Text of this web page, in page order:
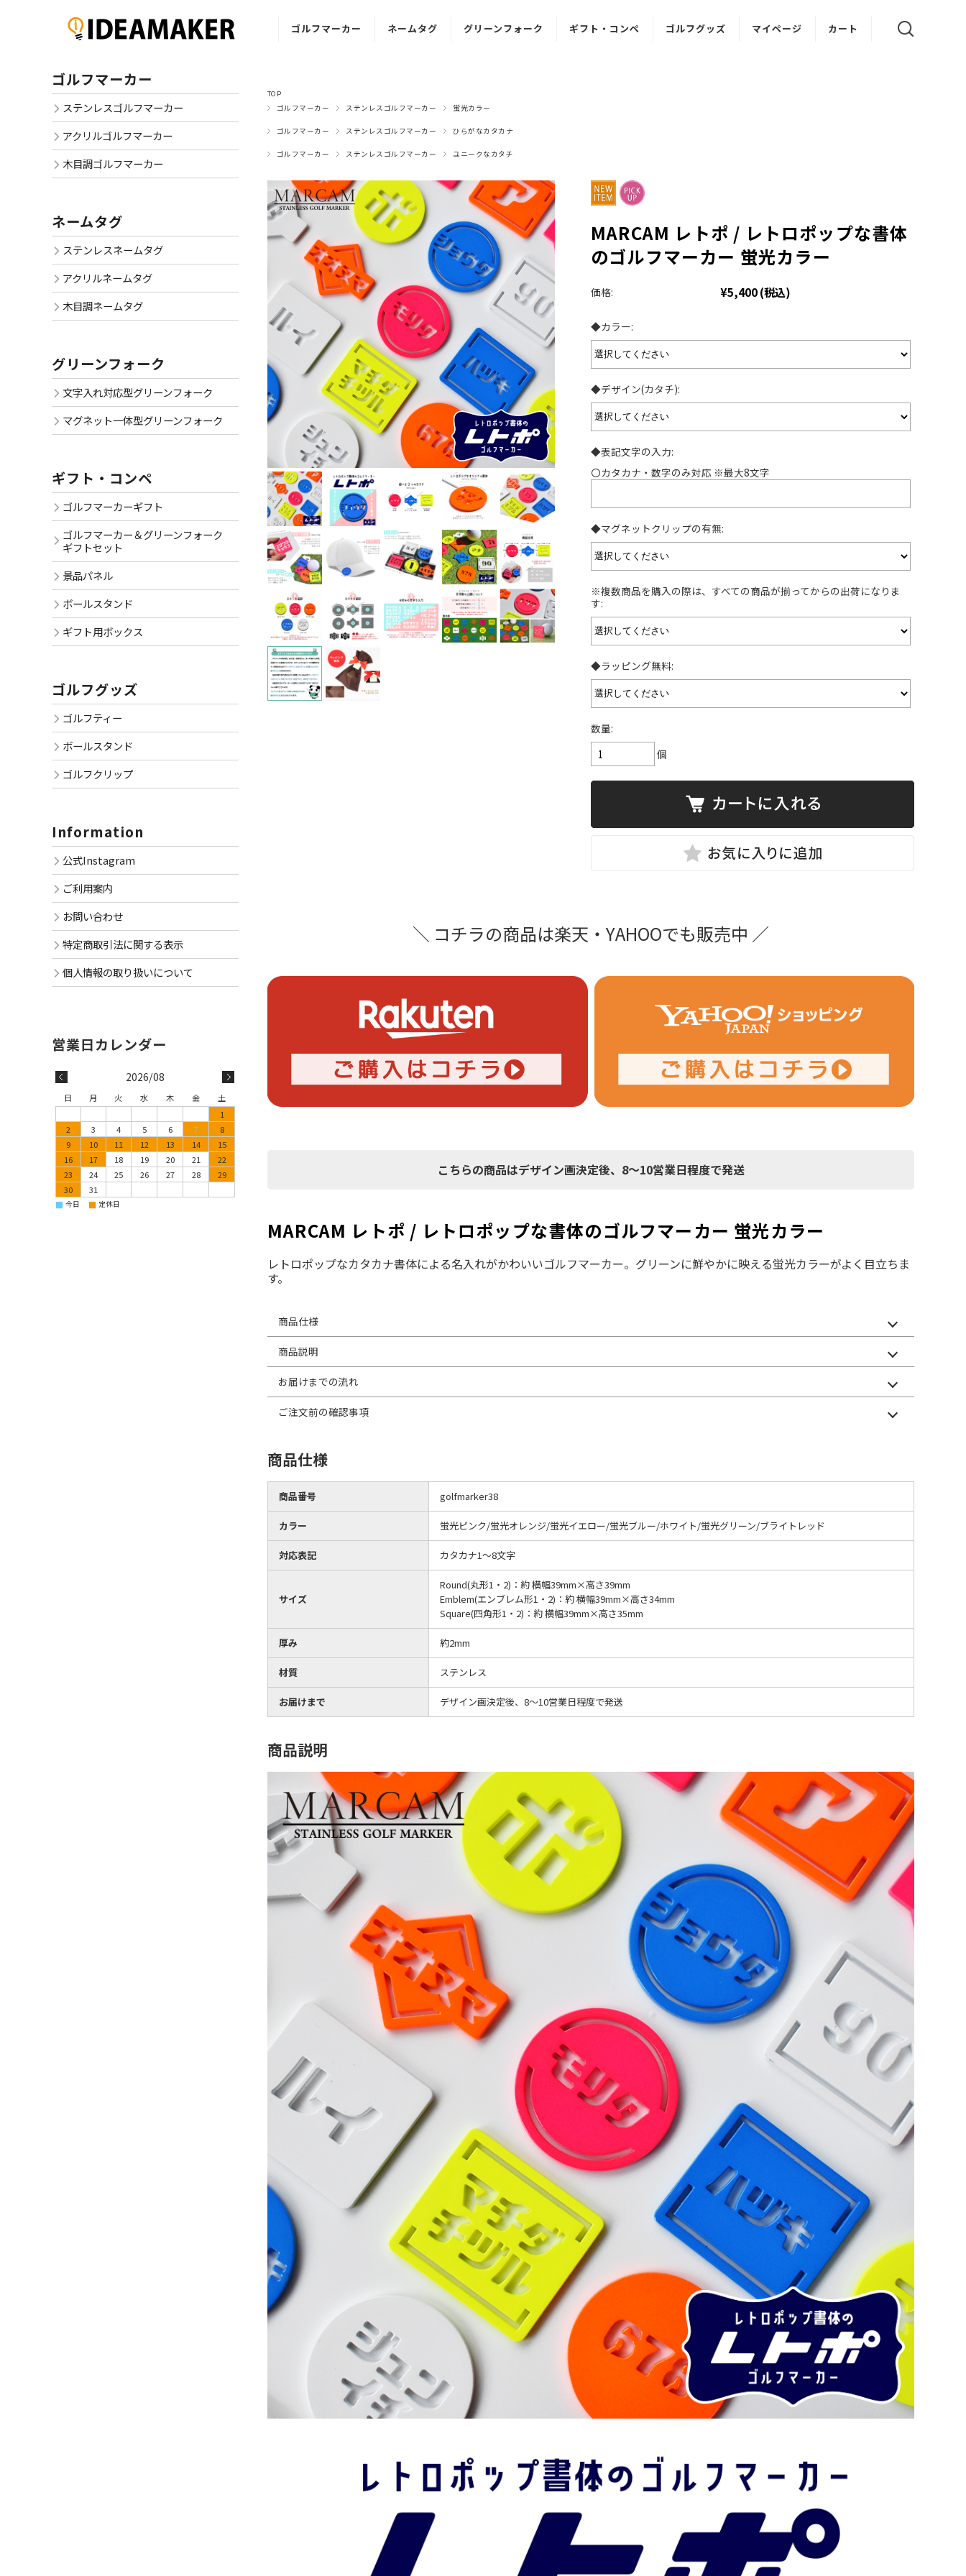
ゴルフマーカー
アクリル
ゴルフマーカー
ゴルフマーカー
ネームタグ
アクリル
ネームタグ
ネームタグ
グリーンフォーク
マグネット一体型
グリーンフォーク
ギフト・コンペ
ボールスタンド
ギフト用
ボックス
ゴルフグッズ マイページ カート
TOP
ゴルフマーカー
ステンレスゴルフマーカー 蛍光カラー
ゴルフマーカー ステンレスゴルフマーカー ひらがなカタカナ
ゴルフマーカー ステンレスゴルフマーカー ユニークなカタチ
MARCAM レトポ / レトロポップな書体
のゴルフマーカー 蛍光カラー
価格: ¥5,400(税込)
◆カラー:
◆デザイン(カタチ):
◆表記文字の入力:
〇カタカナ・数字のみ対応 ※最大8文字
◆マグネットクリップの有無:
※複数商品を購入の際は、すべての商品が揃ってからの出荷になりま
す:
◆ラッピング無料:
数量:
個
＼ コチラの商品は楽天・YAHOOでも販売中 ／
こちらの商品はデザイン画決定後、8～10営業日程度で発送
MARCAM レトポ / レトロポップな書体のゴルフマーカー 蛍光カラー
レトロポップなカタカナ書体による名入れがかわいいゴルフマーカー。グリーンに鮮やかに映える蛍光カラーがよく目立ちま
す。
商品仕様
商品説明
お届けまでの流れ
ご注文前の確認事項
商品仕様
商品番号 golfmarker38
カラー 蛍光ピンク/蛍光オレンジ/蛍光イエロー/蛍光ブルー/ホワイト/蛍光グリーン/ブライトレッド
対応表記 カタカナ1～8文字
サイズ
Round(丸形1・2)：約 横幅39mm×高さ39mm
Emblem(エンブレム形1・2)：約 横幅39mm×高さ34mm
Square(四角形1・2)：約 横幅39mm×高さ35mm
厚み 約2mm
材質 ステンレス
お届けまで デザイン画決定後、8～10営業日程度で発送
商品説明
ゴルフマーカー
ステンレスゴルフマーカー
アクリルゴルフマーカー
木目調ゴルフマーカー
ネームタグ
ステンレスネームタグ
アクリルネームタグ
木目調ネームタグ
グリーンフォーク
文字入れ対応型グリーンフォーク
マグネット一体型グリーンフォーク
ギフト・コンペ
ゴルフマーカーギフト
ゴルフマーカー＆グリーンフォーク
ギフトセット
景品パネル
ボールスタンド
ギフト用ボックス
ゴルフグッズ
ゴルフティー
ボールスタンド
ゴルフクリップ
Information
公式Instagram
ご利用案内
お問い合わせ
特定商取引法に関する表示
個人情報の取り扱いについて
2026/08
日 月 火 水 木 金
土
1
2
3 4 5 6 7
8
9
10 11 12 13 14
15
16
17 18 19 20 21
22
23
24 25 26 27 28
29
30
31
■ 今日 ■ 定休日